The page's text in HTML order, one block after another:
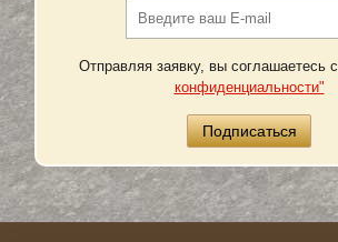
Отправляя заявку, вы соглашаетесь с
конфиденциальности"